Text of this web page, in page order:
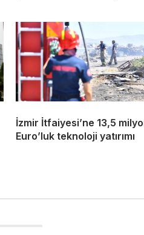
İzmir İtfaiyesi’ne 13,5
Euro’luk teknoloji yatırımı